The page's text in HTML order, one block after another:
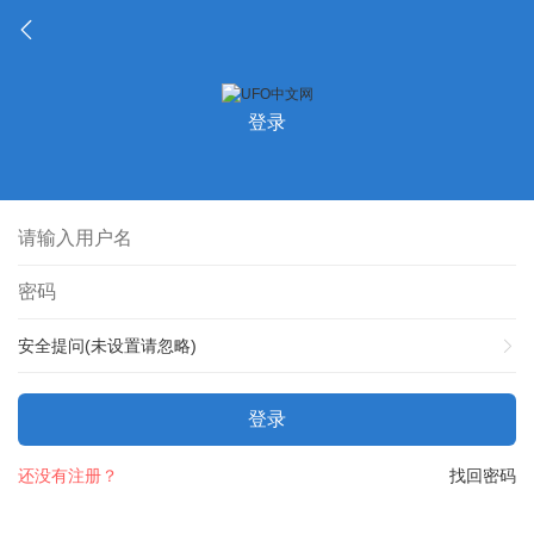
登录
安全提问(未设置请忽略)
登录
找回密码
还没有注册？